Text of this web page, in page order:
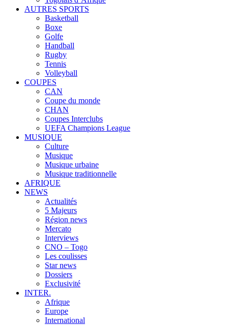
AUTRES SPORTS
Basketball
Boxe
Golfe
Handball
Rugby
Tennis
Volleyball
COUPES
CAN
Coupe du monde
CHAN
Coupes Interclubs
UEFA Champions League
MUSIQUE
Culture
Musique
Musique urbaine
Musique traditionnelle
AFRIQUE
NEWS
Actualités
5 Majeurs
Région news
Mercato
Interviews
CNO – Togo
Les coulisses
Star news
Dossiers
Exclusivité
INTER.
Afrique
Europe
International